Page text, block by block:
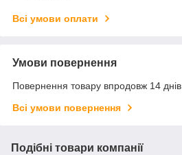
Всі умови оплати
Умови повернення
Повернення товару впродовж 14
Всі умови повернення
Подібні товари компанії